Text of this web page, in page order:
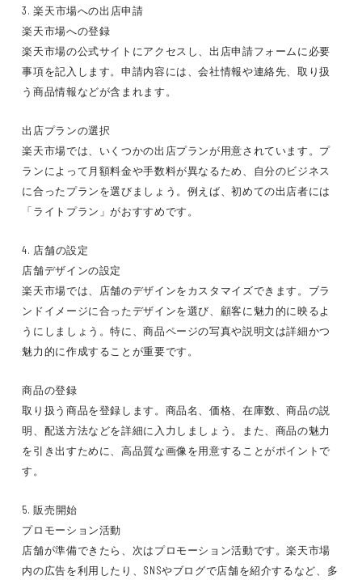
3. 楽天市場への出店申請
楽天市場への登録
楽天市場の公式サイトにアクセスし、出店申請フォームに必要
事項を記入します。申請内容には、会社情報や連絡先、取り扱
う商品情報などが含まれます。
出店プランの選択
楽天市場では、いくつかの出店プランが用意されています。プ
ランによって月額料金や手数料が異なるため、自分のビジネス
に合ったプランを選びましょう。例えば、初めての出店者には
「ライトプラン」がおすすめです。
4. 店舗の設定
店舗デザインの設定
楽天市場では、店舗のデザインをカスタマイズできます。ブラ
ンドイメージに合ったデザインを選び、顧客に魅力的に映るよ
うにしましょう。特に、商品ページの写真や説明文は詳細かつ
魅力的に作成することが重要です。
商品の登録
取り扱う商品を登録します。商品名、価格、在庫数、商品の説
明、配送方法などを詳細に入力しましょう。また、商品の魅力
を引き出すために、高品質な画像を用意することがポイントで
す。
5. 販売開始
プロモーション活動
店舗が準備できたら、次はプロモーション活動です。楽天市場
内の広告を利用したり、SNSやブログで店舗を紹介するなど、多